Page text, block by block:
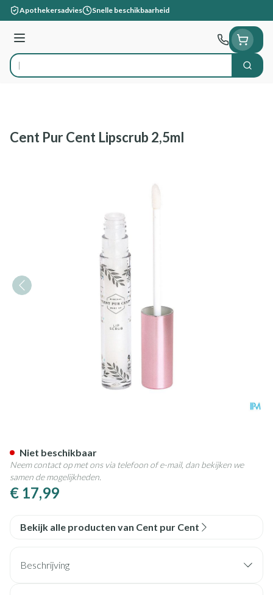
Ga naar de inhoud
Apothekersadvies Snelle beschikbaarheid
Menu
Product, merk, categorie... Zoek
Cent Pur Cent Lipscrub 2,5ml
€ 17,99
Niet beschikbaar
Neem contact op met ons via telefoon of e-mail, dan bekijken we
samen de mogelijkheden.
Bekijk alle producten van Cent pur Cent
Beschrijving